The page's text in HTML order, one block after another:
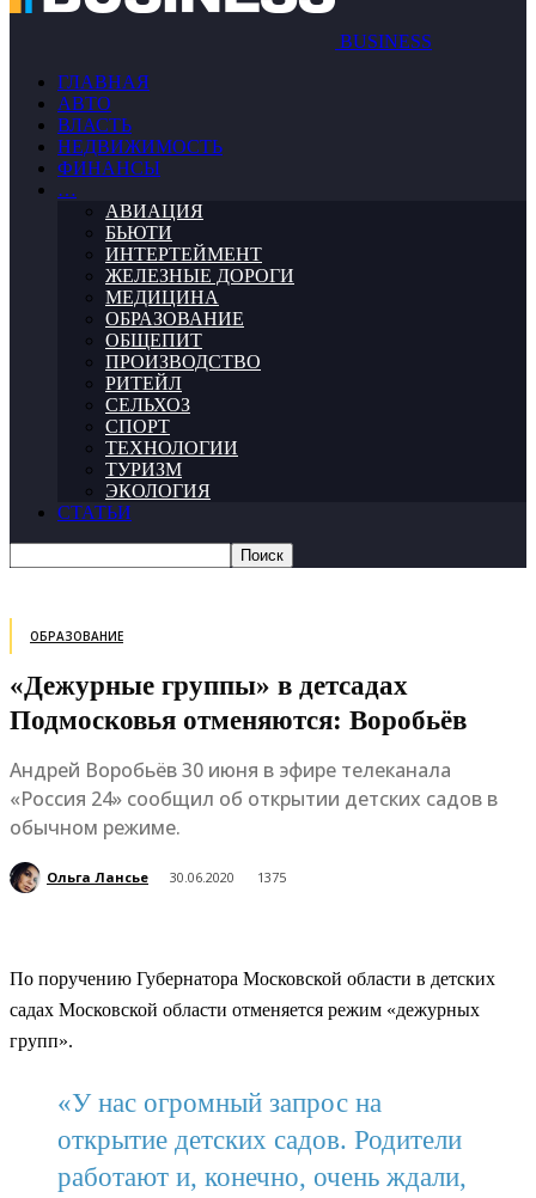
BUSINESS
ГЛАВНАЯ
АВТО
ВЛАСТЬ
НЕДВИЖИМОСТЬ
ФИНАНСЫ
…
АВИАЦИЯ
БЬЮТИ
ИНТЕРТЕЙМЕНТ
ЖЕЛЕЗНЫЕ ДОРОГИ
МЕДИЦИНА
ОБРАЗОВАНИЕ
ОБЩЕПИТ
ПРОИЗВОДСТВО
РИТЕЙЛ
СЕЛЬХОЗ
СПОРТ
ТЕХНОЛОГИИ
ТУРИЗМ
ЭКОЛОГИЯ
СТАТЬИ
ОБРАЗОВАНИЕ
«Дежурные группы» в детсадах
Подмосковья отменяются: Воробьёв
Андрей Воробьёв 30 июня в эфире телеканала
«Россия 24» сообщил об открытии детских садов в
обычном режиме.
Ольга Лансье 30.06.2020 1375
По поручению Губернатора Московской области в детских
садах Московской области отменяется режим «дежурных
групп».
«У нас огромный запрос на
открытие детских садов. Родители
работают и, конечно, очень ждали,